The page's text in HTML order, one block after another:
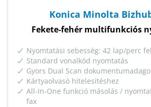
Konica Minolta
Fekete-fehér multifunkciós
Nyomtatási sebesség: 42 lap/perc
Standard vonalkód nyomtatás
Gyors Dual Scan
Kártyaolvasó hitelesítéshez
All-In-One funkció másolás /
fax